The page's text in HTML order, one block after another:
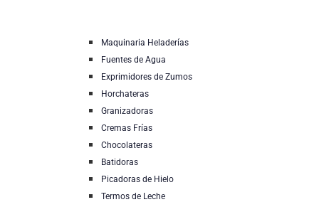
Maquinaria Heladerías
Fuentes de Agua
Exprimidores de Zumos
Horchateras
Granizadoras
Cremas Frías
Chocolateras
Batidoras
Picadoras de Hielo
Termos de Leche